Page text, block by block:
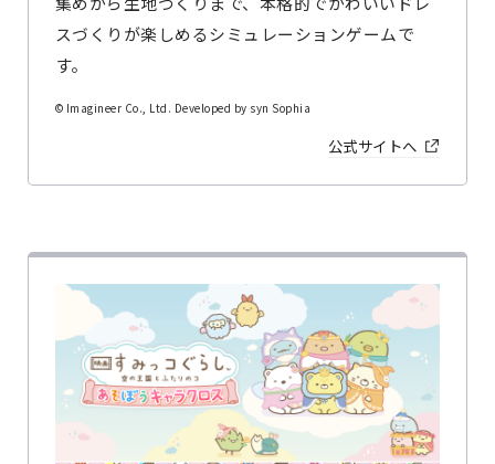
スづくりが楽しめるシミュレーションゲームで
す。
© Imagineer Co., Ltd. Developed by syn Sophia
公式サイトへ